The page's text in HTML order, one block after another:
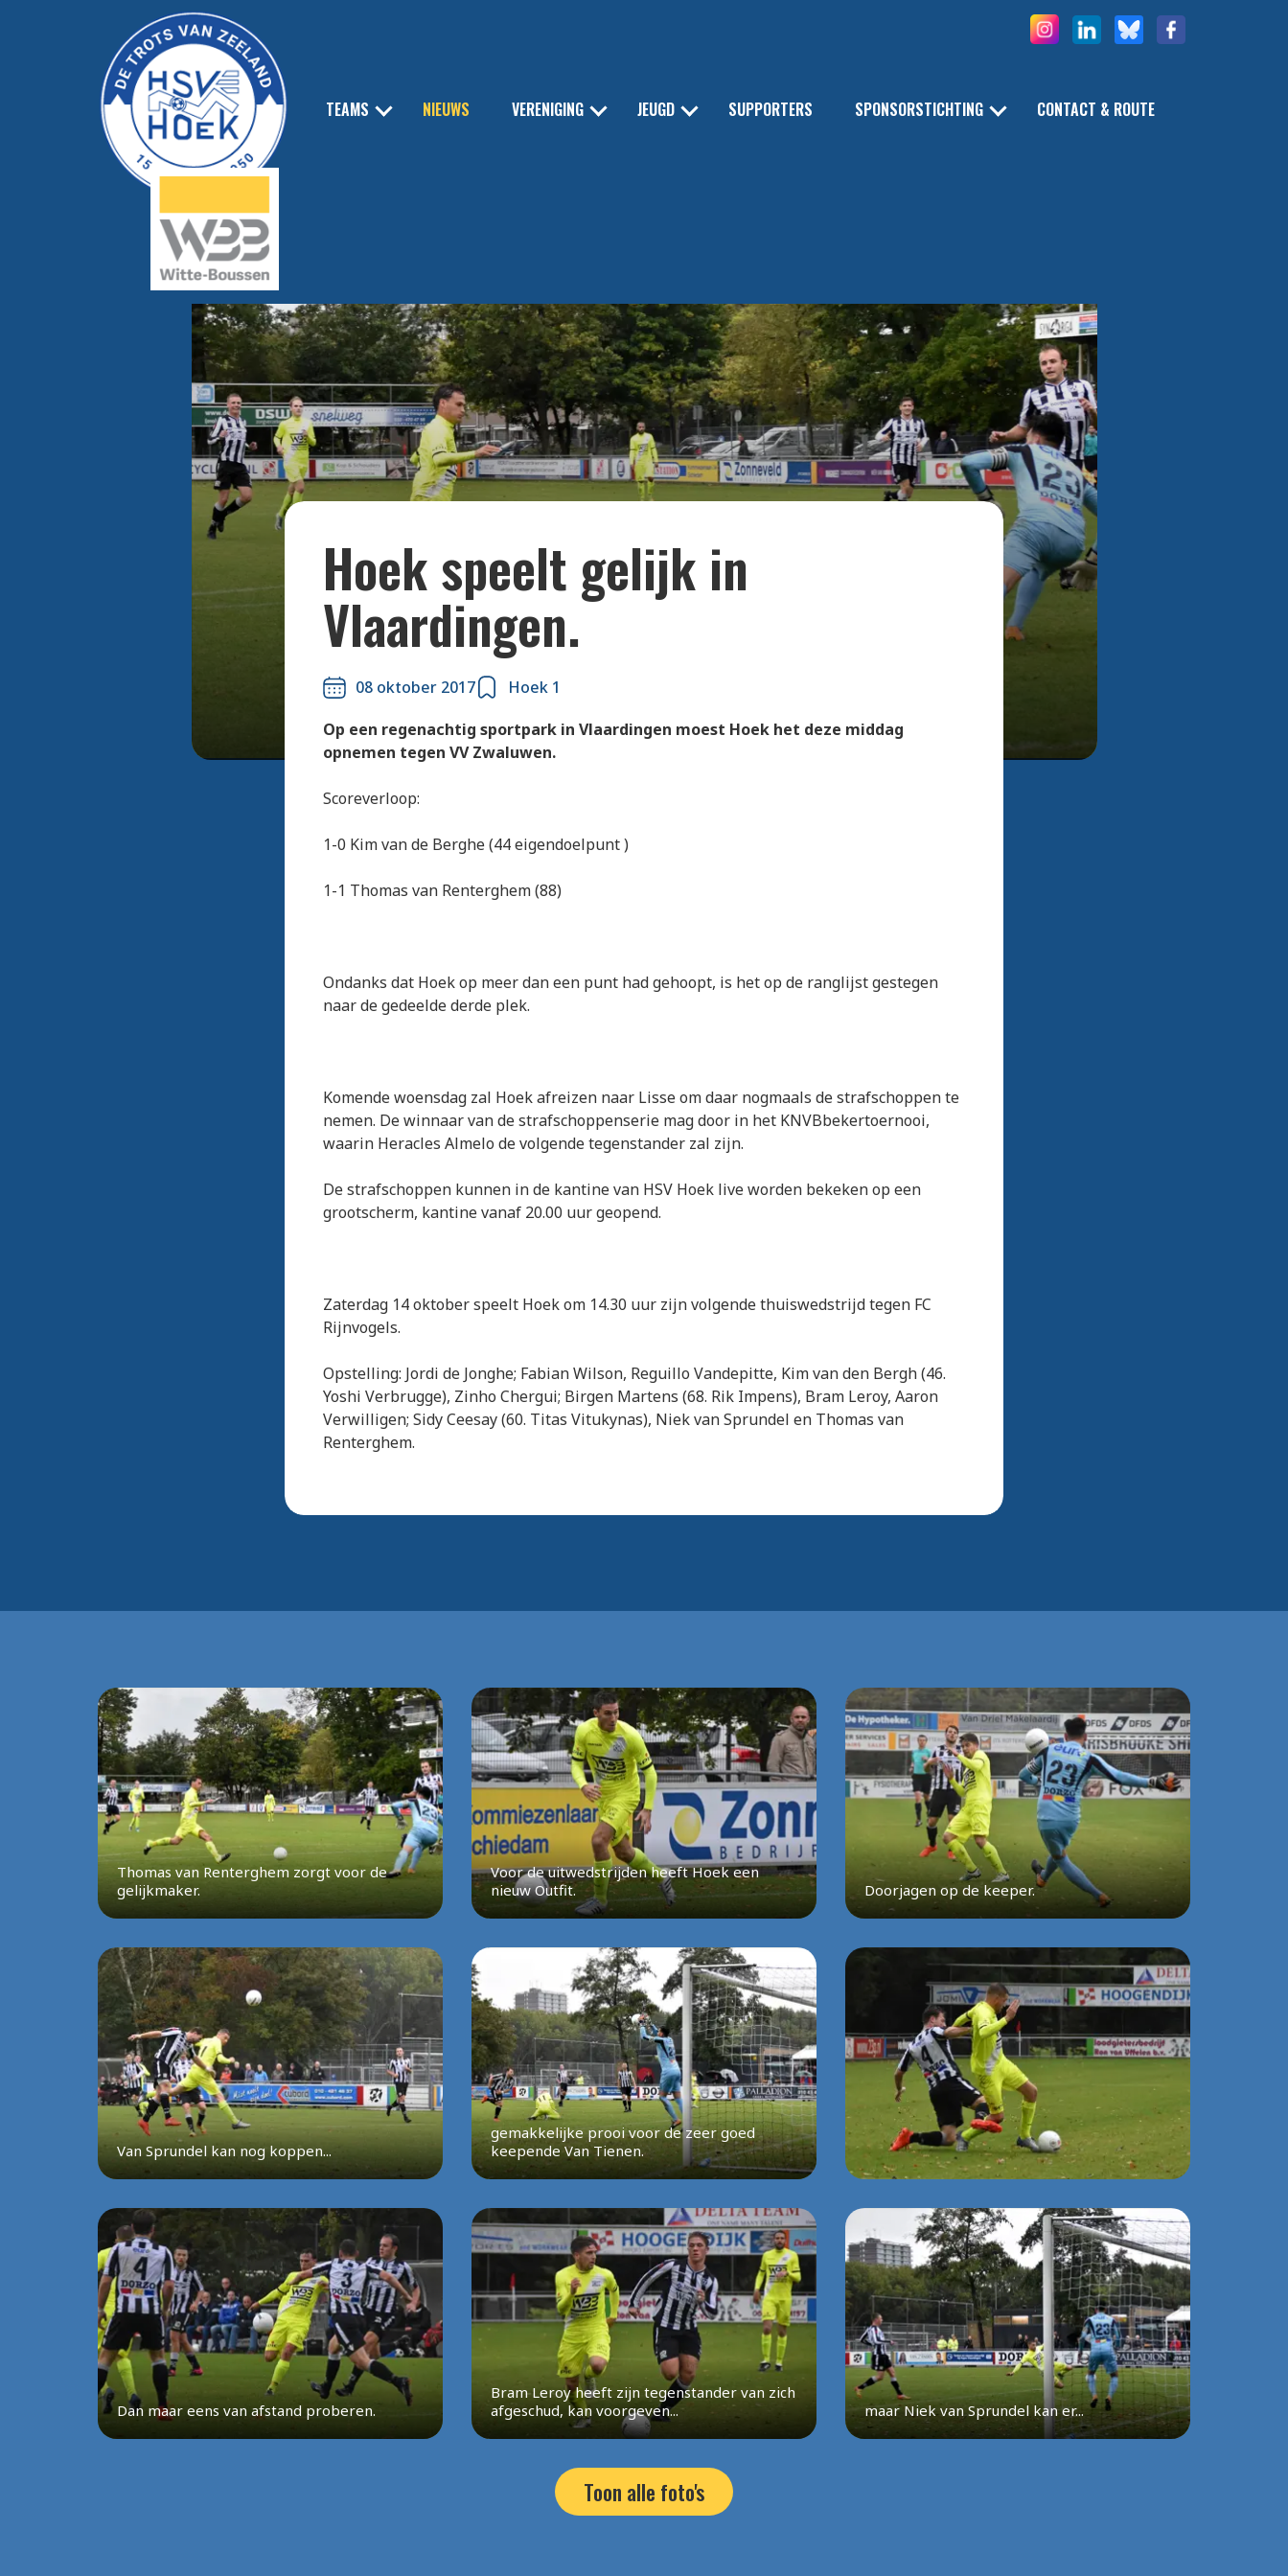
TEAMS NIEUWS VERENIGING JEUGD SUPPORTERS SPONSORSTICHTING CONTACT & ROUTE
Thomas van Renterghem zorgt voor de gelijkmaker. Bekijk alle foto's
Hoek speelt gelijk in
Vlaardingen.
08 oktober 2017
Hoek 1
Op een regenachtig sportpark in Vlaardingen moest Hoek het deze middag
opnemen tegen VV Zwaluwen.
Scoreverloop:
1-0 Kim van de Berghe (44 eigendoelpunt )
1-1 Thomas van Renterghem (88)
Ondanks dat Hoek op meer dan een punt had gehoopt, is het op de ranglijst gestegen
naar de gedeelde derde plek.
Komende woensdag zal Hoek afreizen naar Lisse om daar nogmaals de strafschoppen te
nemen. De winnaar van de strafschoppenserie mag door in het KNVBbekertoernooi,
waarin Heracles Almelo de volgende tegenstander zal zijn.
De strafschoppen kunnen in de kantine van HSV Hoek live worden bekeken op een
grootscherm, kantine vanaf 20.00 uur geopend.
Zaterdag 14 oktober speelt Hoek om 14.30 uur zijn volgende thuiswedstrijd tegen FC
Rijnvogels.
Opstelling: Jordi de Jonghe; Fabian Wilson, Reguillo Vandepitte, Kim van den Bergh (46.
Yoshi Verbrugge), Zinho Chergui; Birgen Martens (68. Rik Impens), Bram Leroy, Aaron
Verwilligen; Sidy Ceesay (60. Titas Vitukynas), Niek van Sprundel en Thomas van
Renterghem.
Thomas van Renterghem zorgt voor de
gelijkmaker.
Voor de uitwedstrijden heeft Hoek een
nieuw Outfit.
Doorjagen op de keeper.
Van Sprundel kan nog koppen...
gemakkelijke prooi voor de zeer goed
keepende Van Tienen.
Dan maar eens van afstand proberen.
Bram Leroy heeft zijn tegenstander van zich
afgeschud, kan voorgeven...
maar Niek van Sprundel kan er...
Toon alle foto's